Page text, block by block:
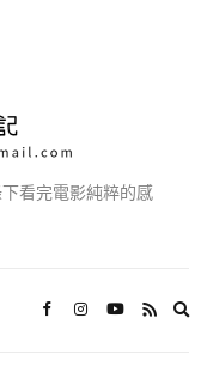
看完電影純粹的感